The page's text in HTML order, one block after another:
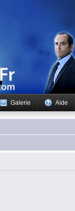
Galerie Aide